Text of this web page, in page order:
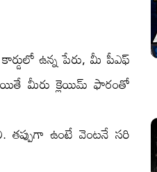
ఉన్న పేరు, మీ పీఎఫ్
మీరు క్లెయిమ్ ఫారంతో
తప్పుగా ఉంటే వెంటనే సరి